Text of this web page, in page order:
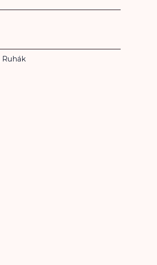
Ruhák